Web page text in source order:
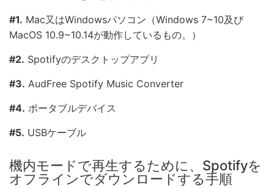
#1. Mac又はWindowsパソコン（Windows 7~10及び
MacOS 10.9~10.14が動作しているもの。）
#2. Spotifyのデスクトップアプリ
#3. AudFree Spotify Music Converter
#4. ポータブルデバイス
#5. USBケーブル
機内モードで再生するために、Spotifyを
オフラインでダウンロードする手順